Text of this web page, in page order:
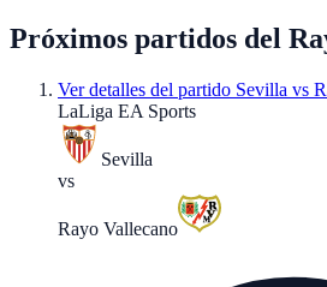
Próximos partidos del
Ver detalles del partido Sevilla vs
LaLiga EA Sports
Sevilla
vs
Rayo Vallecano